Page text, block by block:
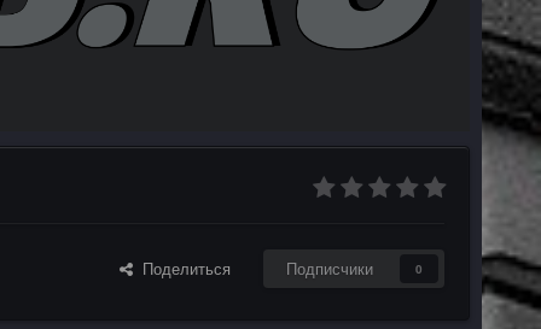
Поделиться Подписчики 0